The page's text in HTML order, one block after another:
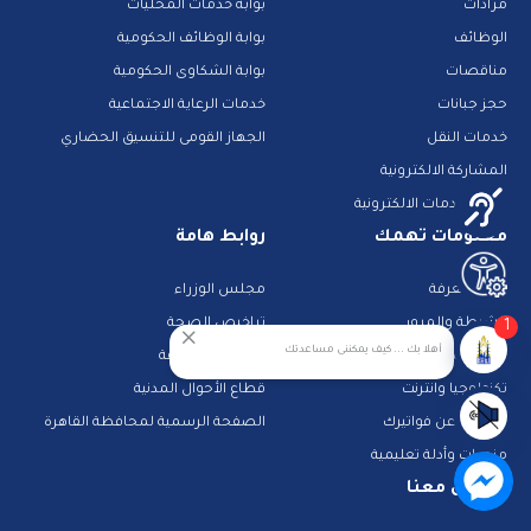
مزادات
الوظائف
مناقصات
حجز جبانات
خدمات النقل
المشاركة الالكترونية
دليل الخدمات الالكترونية
بوابة خدمات المحليات
بوابة الوظائف الحكومية
بوابة الشكاوى الحكومية
خدمات الرعاية الاجتماعية
الجهاز القومى للتنسيق الحضاري
معلومات تهمك
بنك المعرفة
الشرطة والمرور
تطبيقات خدمية
تكنولوجيا وانترنت
استعلم عن فواتيرك
منصات وأدلة تعليمية
روابط هامة
مجلس الوزراء
تراخيص الصحة
البحث عن وظيفة
قطاع الأحوال المدنية
الصفحة الرسمية لمحافظة القاهرة
تواصل معنا
أهلا بك ... كيف يمكننى مساعدتك
1